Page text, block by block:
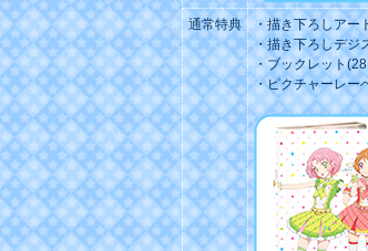
通常特典
・描き下ろしアー
・描き下ろしデジ
・ブックレット
・ピクチャーレー